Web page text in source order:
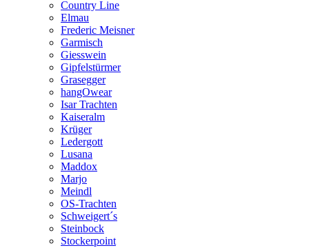
Country Line
Elmau
Frederic Meisner
Garmisch
Giesswein
Gipfelstürmer
Grasegger
hangOwear
Isar Trachten
Kaiseralm
Krüger
Ledergott
Lusana
Maddox
Marjo
Meindl
OS-Trachten
Schweigert´s
Steinbock
Stockerpoint